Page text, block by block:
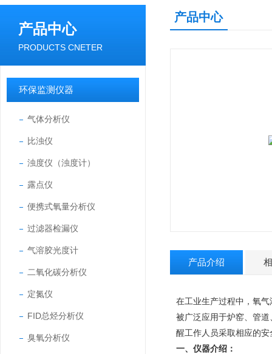
产品中心
PRODUCTS CNETER
环保监测仪器
气体分析仪
比浊仪
浊度仪（浊度计）
露点仪
便携式氧量分析仪
过滤器检漏仪
气溶胶光度计
二氧化碳分析仪
定氮仪
FID总烃分析仪
臭氧分析仪
产品中心
产品介绍
在工业生产过程中，氧
被广泛应用于炉窑、管
醒工作人员采取相应的
一、仪器介绍：